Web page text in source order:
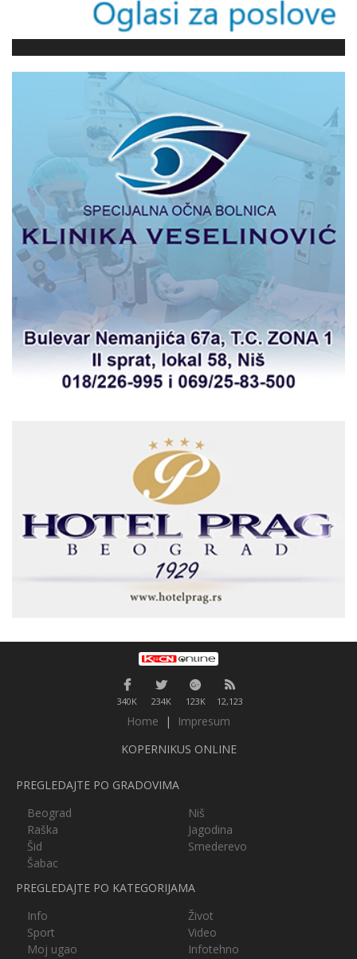
340K 234K 123K 12,123
Home |
Impresum
KOPERNIKUS ONLINE
PREGLEDAJTE PO GRADOVIMA
Beograd
Niš
Raška
Jagodina
Šid
Smederevo
Šabac
PREGLEDAJTE PO KATEGORIJAMA
Info
Život
Sport
Video
Moj ugao
Infotehno